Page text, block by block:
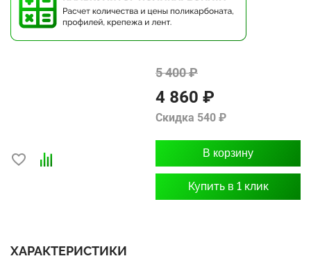
5 400 ₽
4 860 ₽
Скидка 540 ₽
В корзину
Купить в 1 клик
ХАРАКТЕРИСТИКИ